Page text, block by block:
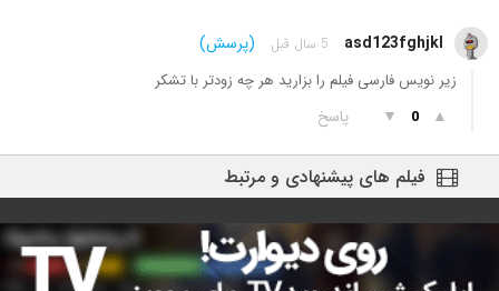
asd123fghjkl 5 سال قبل (پرسش)
زیر نویس فارسی فیلم را بزارید هر چه زودتر با تشکر
▲
0
▼ پاسخ
فیلم های پیشنهادی و مرتبط